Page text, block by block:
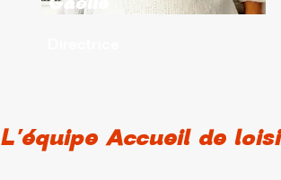
L'équipe Accueil de